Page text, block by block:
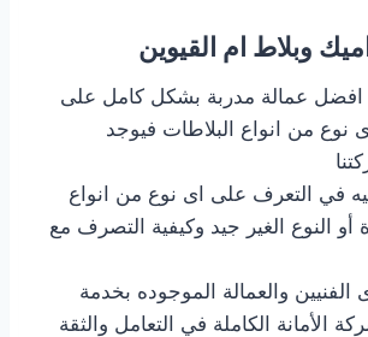
وبلاط ام القيوين
افضل عمالة مدربة بشكل كامل على
نوع من انواع البلاطات فيوجد
في التعرف على اى نوع من انواع
أو النوع الغير جيد وكيفية التصرف مع
الفنيين والعمالة الموجوده بخدمة
الأمانة الكاملة في التعامل والثقة